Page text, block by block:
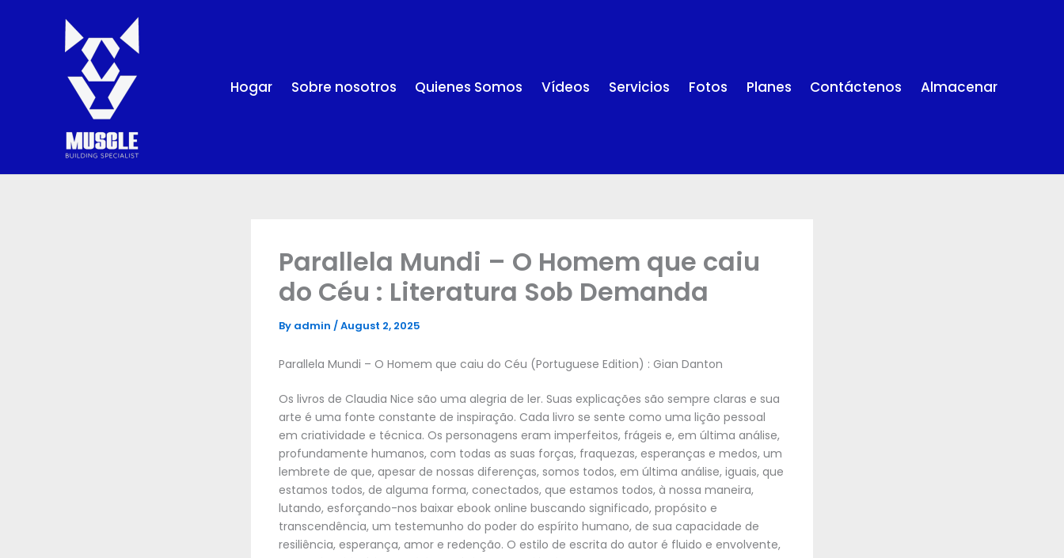
Hogar Sobre nosotros Quienes Somos Vídeos Servicios Fotos Planes Contáctenos Almacenar
Parallela Mundi – O Homem que caiu
do Céu : Literatura Sob Demanda
By admin /August 2, 2025
Parallela Mundi – O Homem que caiu do Céu (Portuguese Edition) : Gian Danton
Os livros de Claudia Nice são uma alegria de ler. Suas explicações são sempre claras e sua
arte é uma fonte constante de inspiração. Cada livro se sente como uma lição pessoal
em criatividade e técnica. Os personagens eram imperfeitos, frágeis e, em última análise,
profundamente humanos, com todas as suas forças, fraquezas, esperanças e medos, um
lembrete de que, apesar de nossas diferenças, somos todos, em última análise, iguais, que
estamos todos, de alguma forma, conectados, que estamos todos, à nossa maneira,
lutando, esforçando-nos baixar ebook online buscando significado, propósito e
transcendência, um testemunho do poder do espírito humano, de sua capacidade de
resiliência, esperança, amor e redenção. O estilo de escrita do autor é fluido e envolvente,